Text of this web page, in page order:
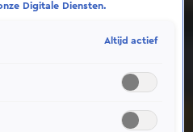
op je huidige locatie
Digitale Diensten.
Altijd actief